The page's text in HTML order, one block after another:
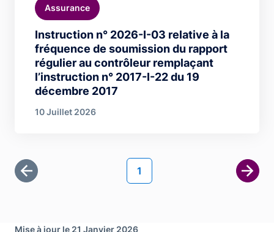
Instruction n° 2026-I-03 relative à la
fréquence de soumission du rapport
régulier au contrôleur remplaçant
l’instruction n° 2017-I-22 du 19
décembre 2017
Assurance
10 Juillet 2026
Première page
Page courante
1
Page
Mise à jour le 21 Janvier 2026